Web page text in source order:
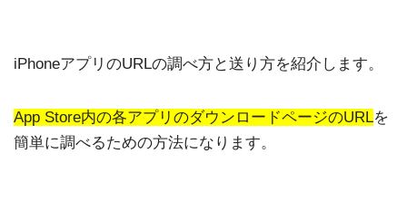
iPhoneアプリのURLの調べ方と送り方を紹介します。
App Store内の各アプリのダウンロードページのURLを
簡単に調べるための方法になります。